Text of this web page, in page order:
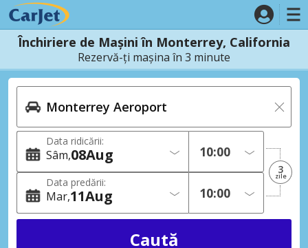
Închiriere de Mașini în Monterrey, California
Rezervă-ți mașina în 3 minute
Data ridicării:
Sâm 08Aug
Data predării:
Mar 11Aug
3
zile